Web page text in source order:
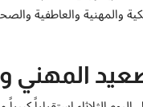
والمهنية والعاطفية
المهني